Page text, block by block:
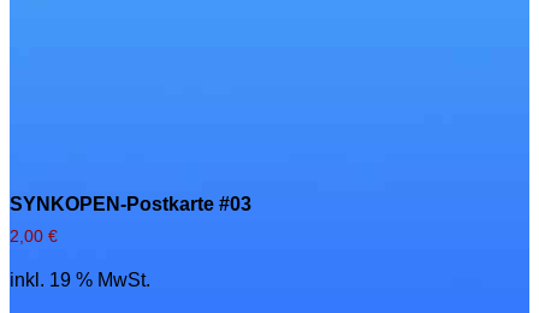
SYNKOPEN-Postkarte #03
2,00 €
inkl. 19 % MwSt.